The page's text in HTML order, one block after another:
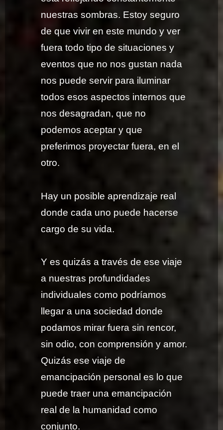
nuestras sombras. Estoy seguro
de que vivir en este mundo y ver
fuera todo tipo de situaciones y
eventos que no nos gustan nada
nos puede servir para iluminar
todos esos aspectos internos que
nos desagradan, que no
podemos aceptar y que
preferimos proyectar fuera, en el
otro.
Hay un posible aprendizaje real
donde cada uno puede hacerse
cargo de su vida.
Y es quizás a través de ese viaje
a nuestras profundidades
individuales como podríamos
llegar a una sociedad donde
podamos mirar fuera sin rencor,
sin odio, con comprensión y amor.
Quizás ese viaje de
emancipación personal es lo que
puede traer una emancipación
real de la humanidad como
conjunto.